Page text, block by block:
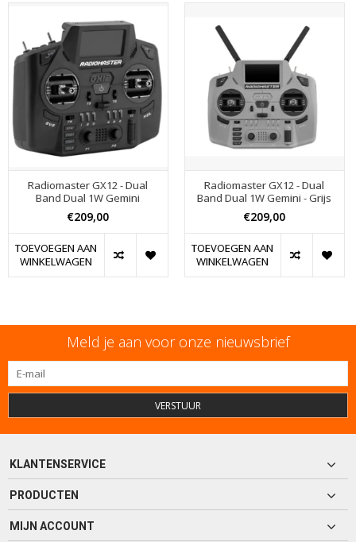
Radiomaster GX12 - Dual
Band Dual 1W Gemini
€209,00
TOEVOEGEN AAN
WINKELWAGEN
Radiomaster GX12 - Dual
Band Dual 1W Gemini - Grijs
€209,00
TOEVOEGEN AAN
WINKELWAGEN
Meld je aan voor onze nieuwsbrief
VERSTUUR
KLANTENSERVICE
PRODUCTEN
MIJN ACCOUNT